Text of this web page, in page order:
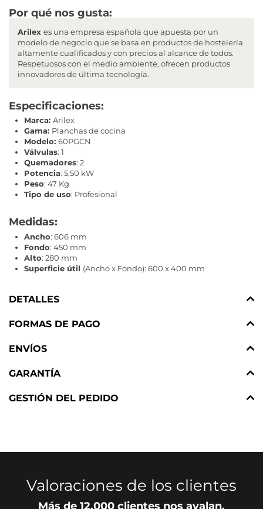
Por qué nos gusta:
Arilex es una empresa española que apuesta por un
modelo de negocio que se basa en productos de hostelería
altamente cualificados y con precios al alcance de todos.
Respetuosos con el medio ambiente, ofrecen productos
innovadores de última tecnología.
Especificaciones:
Marca: Arilex
Gama: Planchas de cocina
Modelo: 60PGCN
Válvulas: 1
Quemadores: 2
Potencia: 5,50 kW
Peso: 47 Kg
Tipo de uso: Profesional
Medidas:
Ancho: 606 mm
Fondo: 450 mm
Alto: 280 mm
Superficie útil (Ancho x Fondo): 600 x 400 mm
DETALLES
FORMAS DE PAGO
ENVÍOS
GARANTÍA
GESTIÓN DEL PEDIDO
Valoraciones de los clientes
Más de 12.000 clientes nos avalan.